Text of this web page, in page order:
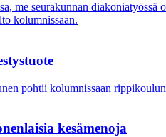
me seurakunnan
kolumnissaan.
pohtii kolumnissaan
kesämenoja